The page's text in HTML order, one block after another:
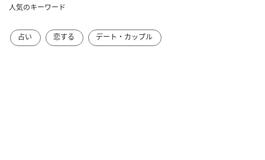
人気のキーワード
占い 恋する デート・カップル